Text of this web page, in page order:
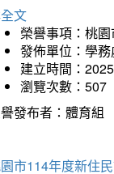
文
榮譽事項：桃
發佈單位：學務
建立時間：
瀏覽次數：507
發布者：體育組
市114年度新住